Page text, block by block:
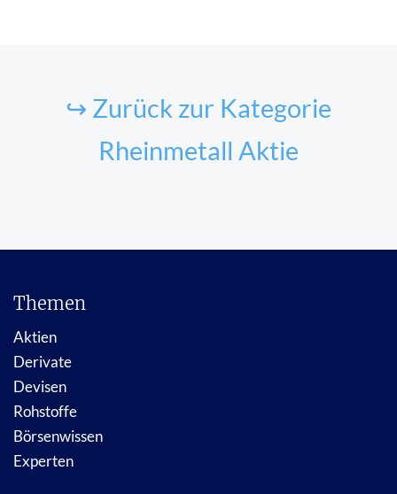
↪ Zurück zur Kategorie
Rheinmetall Aktie
Themen
Aktien
Derivate
Devisen
Rohstoffe
Börsenwissen
Experten